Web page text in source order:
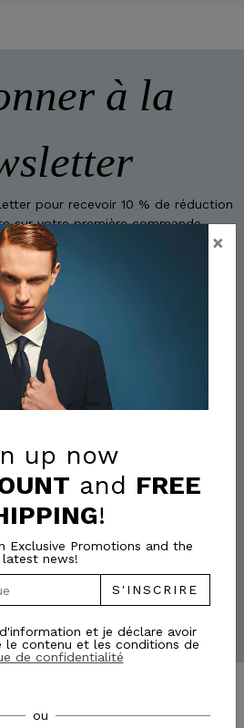
à la
pour recevoir 10 % de réduction
sur votre première commande.
et je déclare avoir compris et
les conditions de
confidentialité
INFORMATIONS UTILES
×
up now
and FREE
!
Exclusive Promotions and the
latest news!
S'INSCRIRE
et je déclare avoir
le contenu et les conditions de
de confidentialité
ou